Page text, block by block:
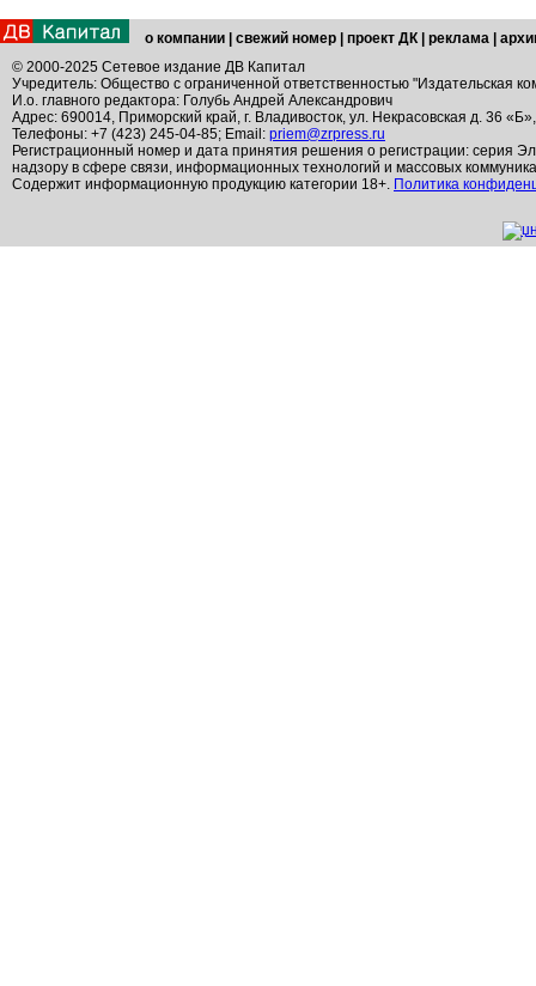
о компании свежий номер проект ДК реклама
© 2000-2025 Сетевое издание ДВ Капитал
Учредитель: Общество с ограниченной ответственностью "Издательская
И.о. главного редактора: Голубь Андрей Александрович
Адрес: 690014, Приморский край, г. Владивосток, ул. Некрасовская д. 36
Телефоны: +7 (423) 245-04-85; Email: priem@zrpress.ru
Регистрационный номер и дата принятия решения о регистрации: серия
надзору в сфере связи, информационных технологий и массовых
Содержит информационную продукцию категории 18+. Политика